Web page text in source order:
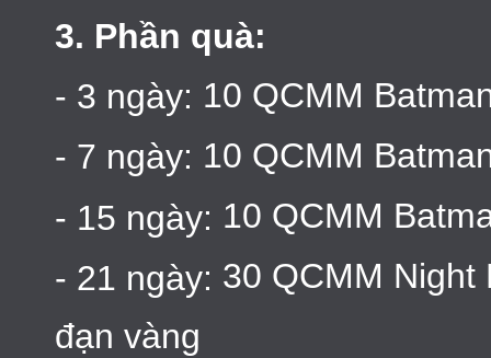
3. Phần quà:
- 3 ngày: 10 QCMM
- 7 ngày: 10 QCMM
- 15 ngày: 10 QCMM
- 21 ngày: 30 QCMM Night
đạn vàng